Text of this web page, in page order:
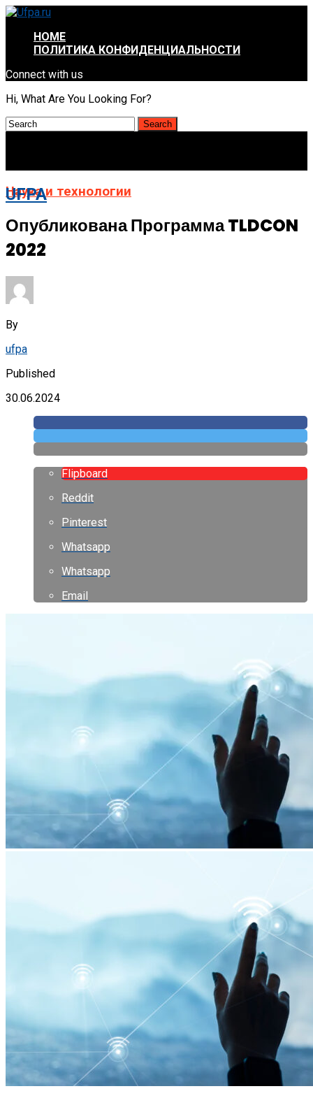
HOME
ПОЛИТИКА КОНФИДЕНЦИАЛЬНОСТИ
Connect with us
Hi, What Are You Looking For?
UFPA
Наука и технологии
Опубликована Программа TLDCON
2022
By
ufpa
Published
30.06.2024
Flipboard
Reddit
Pinterest
Whatsapp
Whatsapp
Email